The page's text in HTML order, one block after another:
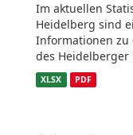
Im aktuellen
Heidelberg sind
Informationen zu
des Heidelberger
XLSX PDF